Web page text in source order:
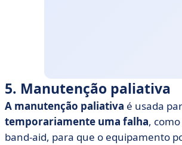
5. Manutenção paliativa
A manutenção paliativa é usada
temporariamente uma falha,
band-aid, para que o equipamento